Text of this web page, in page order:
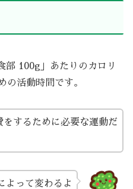
部 100g」あたりのカロリ
の活動時間です。
をするために必要な運動だ
よって変わるよ